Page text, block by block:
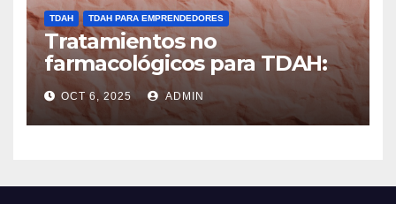
TDAH TDAH PARA EMPRENDEDORES
Tratamientos no
farmacológicos para TDAH:
opciones prácticas
OCT 6, 2025 ADMIN